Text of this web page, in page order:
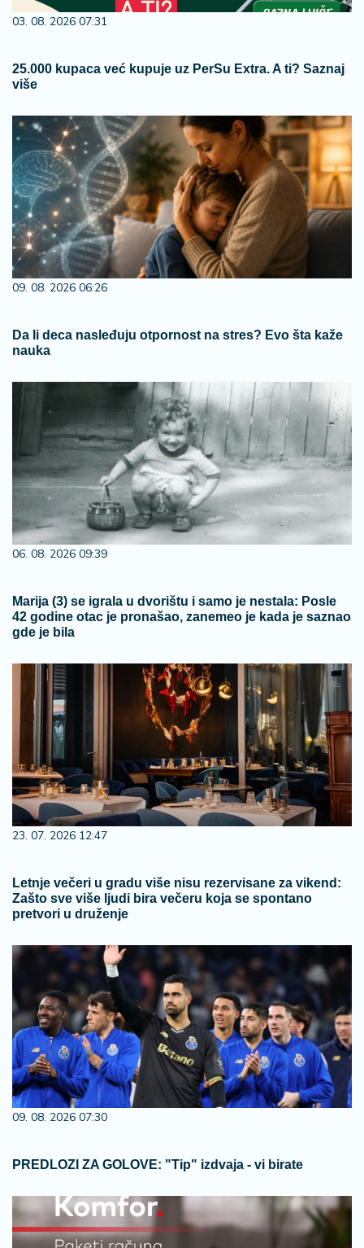
03. 08. 2026 07:31
25.000 kupaca već kupuje uz PerSu Extra. A ti? Saznaj
više
09. 08. 2026 06:26
Da li deca nasleđuju otpornost na stres? Evo šta kaže
nauka
06. 08. 2026 09:39
Marija (3) se igrala u dvorištu i samo je nestala: Posle
42 godine otac je pronašao, zanemeo je kada je saznao
gde je bila
23. 07. 2026 12:47
Letnje večeri u gradu više nisu rezervisane za vikend:
Zašto sve više ljudi bira večeru koja se spontano
pretvori u druženje
09. 08. 2026 07:30
PREDLOZI ZA GOLOVE: "Tip" izdvaja - vi birate